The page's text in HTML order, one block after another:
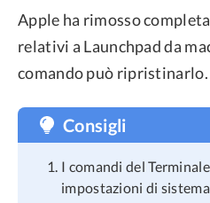
Apple ha rimosso
relativi a Launchpad da
comando può ripristinarlo.
Consigli
I comandi del
impostazioni di